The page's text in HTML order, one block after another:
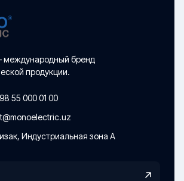
международный бренд
продукции.
55 000 01 00
Индустриальная зона А